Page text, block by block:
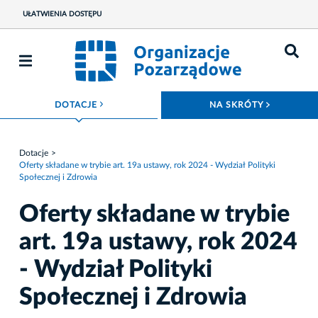
UŁATWIENIA DOSTĘPU
DOTACJE ROZWIŃ MENU NA SKRÓTY
Dotacje
Oferty składane w trybie art. 19a ustawy, rok 2024 - Wydział Polityki
Społecznej i Zdrowia
Oferty składane w trybie
art. 19a ustawy, rok 2024
- Wydział Polityki
Społecznej i Zdrowia